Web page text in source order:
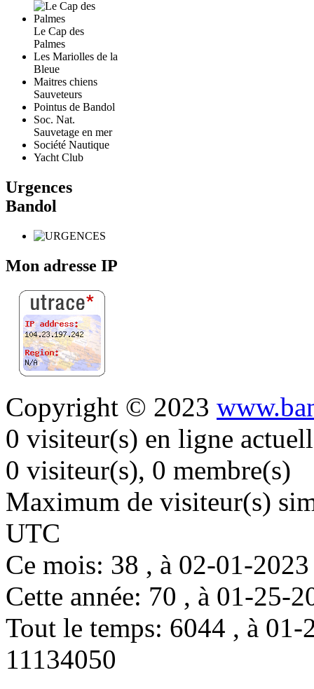
Le Cap des
Palmes
Les Mariolles de la
Bleue
Maitres chiens
Sauveteurs
Pointus de Bandol
Soc. Nat.
Sauvetage en mer
Société Nautique
Yacht Club
Urgences
Bandol
Mon adresse IP
Copyright © 2023
0 visiteur(s) en ligne
0 visiteur(s), 0 membre(s)
Maximum de visiteur(s)
UTC
Ce mois: 38 , à 02-01-
Cette année: 70 , à 01-25-
Tout le temps: 6044 , à
11134050